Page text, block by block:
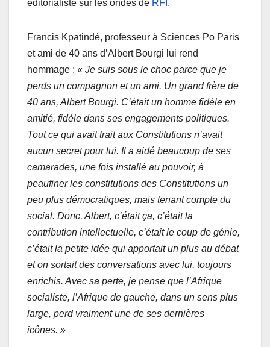
éditorialiste sur les ondes de RFI .
Francis Kpatindé, professeur à Sciences Po Paris
et ami de 40 ans d’Albert Bourgi lui rend
hommage : « Je suis sous le choc parce que je
perds un compagnon et un ami. Un grand frère de
40 ans, Albert Bourgi. C’était un homme fidèle en
amitié, fidèle dans ses engagements politiques.
Tout ce qui avait trait aux Constitutions n’avait
aucun secret pour lui. Il a aidé beaucoup de ses
camarades, une fois installé au pouvoir, à
peaufiner les constitutions des Constitutions un
peu plus démocratiques, mais tenant compte du
social. Donc, Albert, c’était ça, c’était la
contribution intellectuelle, c’était le coup de génie,
c’était la petite idée qui apportait un plus au débat
et on sortait des conversations avec lui, toujours
enrichis. Avec sa perte, je pense que l’Afrique
socialiste, l’Afrique de gauche, dans un sens plus
large, perd vraiment une de ses dernières
icônes. »